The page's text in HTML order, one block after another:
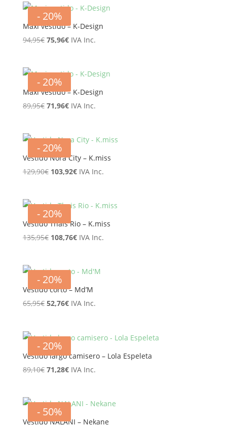
- 20%
Maxi vestido – K-Design
94,95€ El
era:
94,95€.
75,96€El
es:
75,96€.
IVA Inc.
- 20%
Maxi vestido – K-Design
89,95€ El
era:
89,95€.
71,96€El
es:
71,96€.
IVA Inc.
- 20%
Vestido Nora City – K.miss
129,90€ El
era:
129,90€.
103,92€El
es:
103,92€.
IVA Inc.
- 20%
Vestido Thais Rio – K.miss
135,95€ El
era:
135,95€.
108,76€El
es:
108,76€.
IVA Inc.
- 20%
Vestido corto – Md’M
65,95€ El
era:
65,95€.
52,76€El
es:
52,76€.
IVA Inc.
- 20%
Vestido largo camisero – Lola Espeleta
89,10€ El
era:
89,10€.
71,28€El
es:
71,28€.
IVA Inc.
- 50%
Vestido NALANI – Nekane